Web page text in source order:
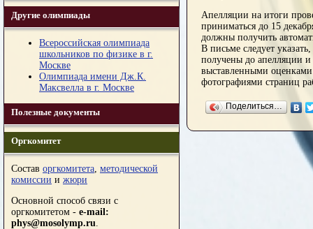
Другие олимпиады
Всероссийская олимпиада
школьников по физике в г.
Москве
Олимпиада имени Дж.К.
Максвелла в г. Москве
Полезные документы
Оргкомитет
Состав оргкомитета, методической
комиссии и жюри
Основной способ связи с
оргкомитетом - e-mail:
phys@mosolymp.ru.
Апелляции на итоги
приниматься до 15
должны получить
В письме следует
получены до апелляции и
выставленными
фотографиями страниц
Поделиться…